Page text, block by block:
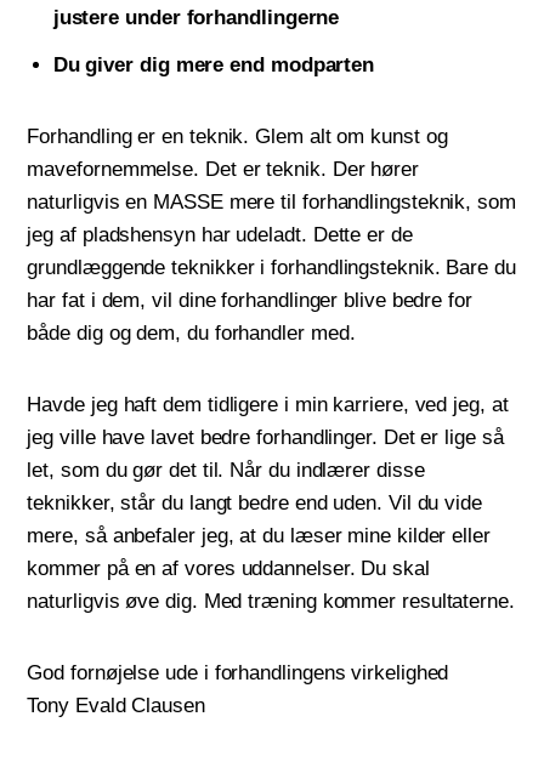
justere under forhandlingerne
Du giver dig mere end modparten
Forhandling er en teknik. Glem alt om kunst og
mavefornemmelse. Det er teknik. Der hører
naturligvis en MASSE mere til forhandlingsteknik, som
jeg af pladshensyn har udeladt. Dette er de
grundlæggende teknikker i forhandlingsteknik. Bare du
har fat i dem, vil dine forhandlinger blive bedre for
både dig og dem, du forhandler med.
Havde jeg haft dem tidligere i min karriere, ved jeg, at
jeg ville have lavet bedre forhandlinger. Det er lige så
let, som du gør det til. Når du indlærer disse
teknikker, står du langt bedre end uden. Vil du vide
mere, så anbefaler jeg, at du læser mine kilder eller
kommer på en af vores uddannelser. Du skal
naturligvis øve dig. Med træning kommer resultaterne.
God fornøjelse ude i forhandlingens virkelighed
Tony Evald Clausen